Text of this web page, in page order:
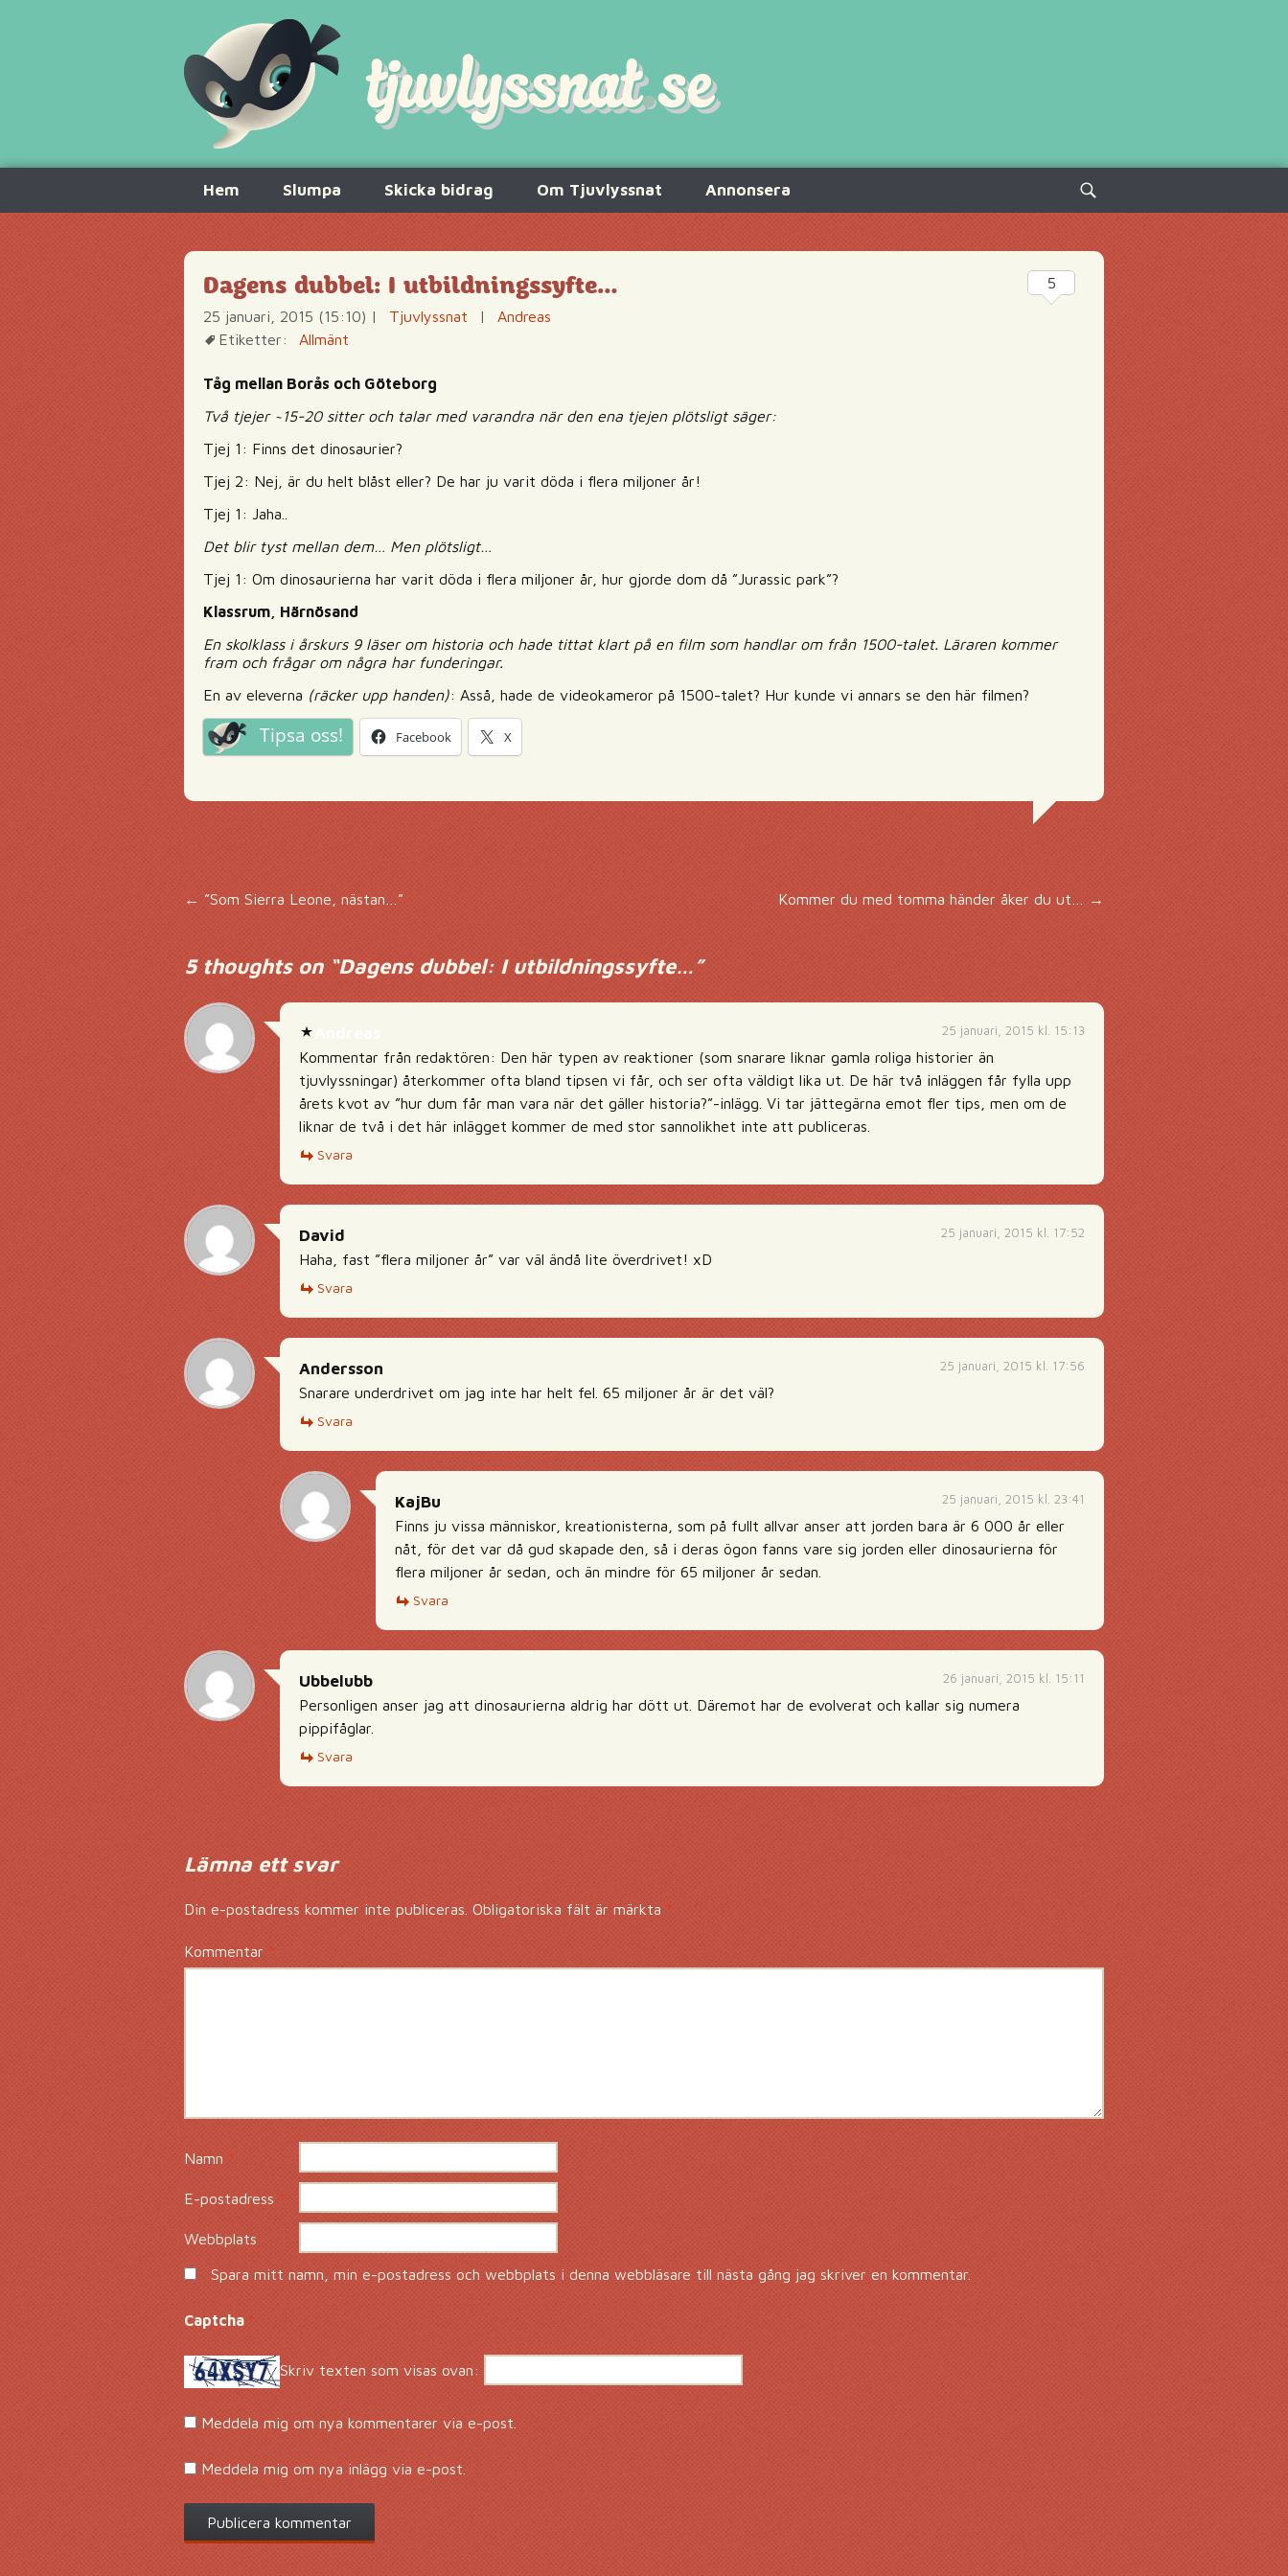
innehåll
Hem Slumpa Skicka bidrag Om Tjuvlyssnat Annonsera
Sök
efter:
Dagens dubbel: I utbildningssyfte…
25 januari, 2015 (15:10) | Tjuvlyssnat |
Andreas
Etiketter:
Allmänt
Tåg mellan Borås och Göteborg
Två tjejer ~15-20 sitter och talar med varandra när den ena tjejen plötsligt säger:
Tjej 1: Finns det dinosaurier?
Tjej 2: Nej, är du helt blåst eller? De har ju varit döda i flera miljoner år!
Tjej 1: Jaha..
Det blir tyst mellan dem… Men plötsligt…
Tjej 1: Om dinosaurierna har varit döda i flera miljoner år, hur gjorde dom då ”Jurassic park”?
Klassrum, Härnösand
En skolklass i årskurs 9 läser om historia och hade tittat klart på en film som handlar om från 1500-talet. Läraren kommer
fram och frågar om några har funderingar.
En av eleverna (räcker upp handen): Asså, hade de videokameror på 1500-talet? Hur kunde vi annars se den här filmen?
Tipsa oss! Facebook X
5
Inläggsnavigering
←”Som Sierra Leone, nästan…” Kommer du med tomma händer åker du ut… →
5 thoughts on “Dagens dubbel: I utbildningssyfte…”
25 januari, 2015 kl. 15:13
Kommentar från redaktören: Den här typen av reaktioner (som snarare liknar gamla roliga historier än
tjuvlyssningar) återkommer ofta bland tipsen vi får, och ser ofta väldigt lika ut. De här två inläggen får fylla upp
årets kvot av ”hur dum får man vara när det gäller historia?”-inlägg. Vi tar jättegärna emot fler tips, men om de
liknar de två i det här inlägget kommer de med stor sannolikhet inte att publiceras.
Svara
25 januari, 2015 kl. 17:52
David
Haha, fast ”flera miljoner år” var väl ändå lite överdrivet! xD
Svara
25 januari, 2015 kl. 17:56
Andersson
Snarare underdrivet om jag inte har helt fel. 65 miljoner år är det väl?
Svara
25 januari, 2015 kl. 23:41
KajBu
Finns ju vissa människor, kreationisterna, som på fullt allvar anser att jorden bara är 6 000 år eller
nåt, för det var då gud skapade den, så i deras ögon fanns vare sig jorden eller dinosaurierna för
flera miljoner år sedan, och än mindre för 65 miljoner år sedan.
Svara
26 januari, 2015 kl. 15:11
Ubbelubb
Personligen anser jag att dinosaurierna aldrig har dött ut. Däremot har de evolverat och kallar sig numera
pippifåglar.
Svara
Lämna ett svar
Din e-postadress kommer inte publiceras. Obligatoriska fält är märkta*
Kommentar*
Namn *
E-postadress*
Webbplats
Spara mitt namn, min e-postadress och webbplats i denna webbläsare till nästa gång jag skriver en kommentar.
Captcha*
Skriv texten som visas ovan:
Meddela mig om nya kommentarer via e-post.
Meddela mig om nya inlägg via e-post.